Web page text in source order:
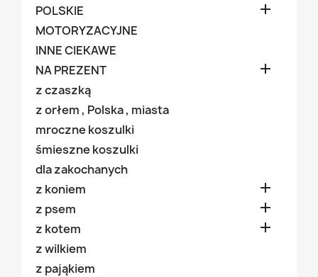
POLSKIE 
MOTORYZACYJNE
INNE CIEKAWE
NA PREZENT

z czaszką
z orłem , Polska , miasta
mroczne koszulki
śmieszne koszulki
dla zakochanych
z koniem

z psem 
z kotem 
z wilkiem
z pająkiem